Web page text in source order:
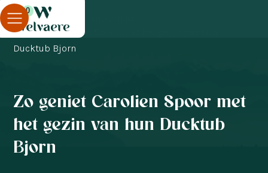
0
Blog
Zo geniet Carolien Spoor met het gezin van hun
Ducktub Bjorn
Zo geniet Carolien Spoor met
het gezin van hun Ducktub
Bjorn